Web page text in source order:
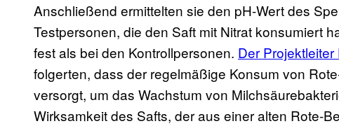
Anschließend ermittelten sie den pH-Wert des
Testpersonen, die den Saft mit Nitrat konsumiert
fest als bei den Kontrollpersonen. Der
folgerten, dass der regelmäßige Konsum von
versorgt, um das Wachstum von
Wirksamkeit des Safts, der aus einer alten Rote-